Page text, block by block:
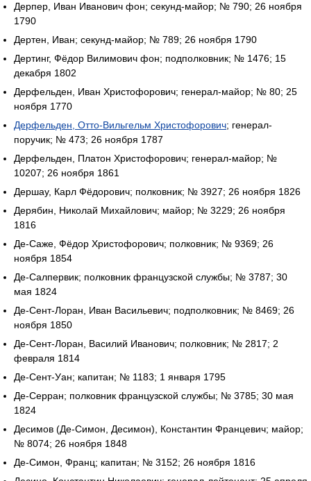
Дерпер, Иван Иванович фон; секунд-майор; № 790; 26 ноября
1790
Дертен, Иван; секунд-майор; № 789; 26 ноября 1790
Дертинг, Фёдор Вилимович фон; подполковник; № 1476; 15
декабря 1802
Дерфельден, Иван Христофорович; генерал-майор; № 80; 25
ноября 1770
Дерфельден, Отто-Вильгельм Христофорович; генерал-
поручик; № 473; 26 ноября 1787
Дерфельден, Платон Христофорович; генерал-майор; №
10207; 26 ноября 1861
Дершау, Карл Фёдорович; полковник; № 3927; 26 ноября 1826
Дерябин, Николай Михайлович; майор; № 3229; 26 ноября
1816
Де-Саже, Фёдор Христофорович; полковник; № 9369; 26
ноября 1854
Де-Салпервик; полковник французской службы; № 3787; 30
мая 1824
Де-Сент-Лоран, Иван Васильевич; подполковник; № 8469; 26
ноября 1850
Де-Сент-Лоран, Василий Иванович; полковник; № 2817; 2
февраля 1814
Де-Сент-Уан; капитан; № 1183; 1 января 1795
Де-Серран; полковник французской службы; № 3785; 30 мая
1824
Десимов (Де-Симон, Десимон), Константин Францевич; майор;
№ 8074; 26 ноября 1848
Де-Симон, Франц; капитан; № 3152; 26 ноября 1816